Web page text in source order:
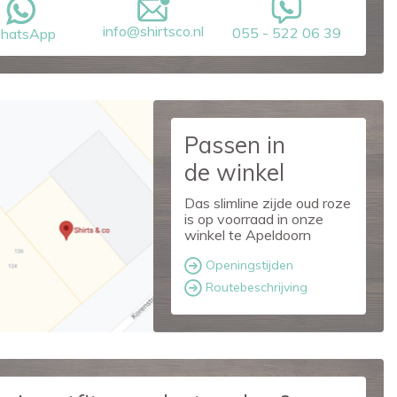
info@shirtsco.nl 055 - 522 06 39
Passen in
de winkel
Das slimline zijde oud roze
is op voorraad in onze
winkel te Apeldoorn
Openingstijden
Routebeschrijving